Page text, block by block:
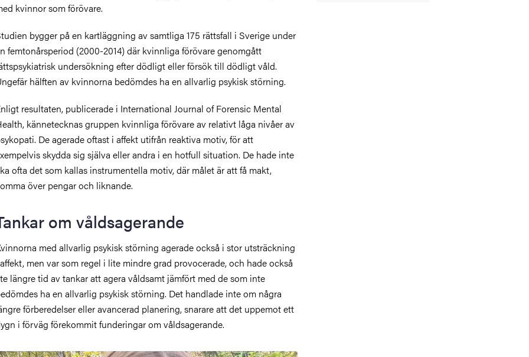
kvinnor som förövare.
bygger på en kartläggning av samtliga 175 rättsfall i Sverige under
femtonårsperiod (2000-2014) där kvinnliga förövare genomgått
undersökning efter dödligt eller försök till dödligt våld.
hälften av kvinnorna bedömdes ha en allvarlig psykisk störning.
resultaten, publicerade i International Journal of Forensic Mental
kännetecknas gruppen kvinnliga förövare av relativt låga nivåer av
De agerade oftast i affekt utifrån reaktiva motiv, för att
skydda sig själva eller andra i en hotfull situation. De hade inte
ofta det som kallas instrumentella motiv, där målet är att få makt,
över pengar och liknande.
om våldsagerande
med allvarlig psykisk störning agerade också i stor utsträckning
men var som regel i lite mindre grad provocerade, och hade också
längre tid av tankar att agera våldsamt jämfört med de som inte
ha en allvarlig psykisk störning. Det handlade inte om några
förberedelser eller avancerad planering, snarare att det uppemot ett
i förväg förekommit funderingar om våldsagerande.